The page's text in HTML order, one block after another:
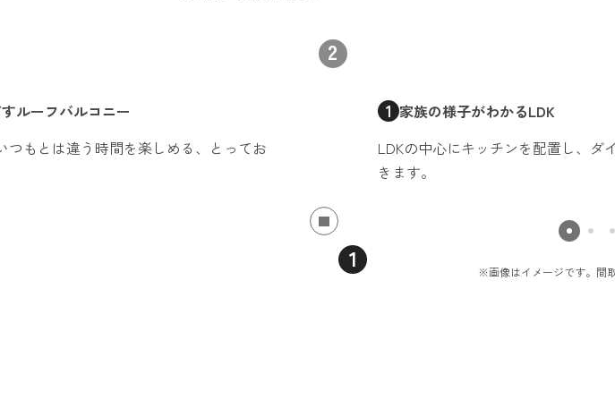
1
2
ルーフバルコニー
つもとは違う時間を楽しめる、とってお
1 家族の様子がわかるLDK
LDKの中心にキッチンを配置し、ダ
きます。
※画像はイメージです。間